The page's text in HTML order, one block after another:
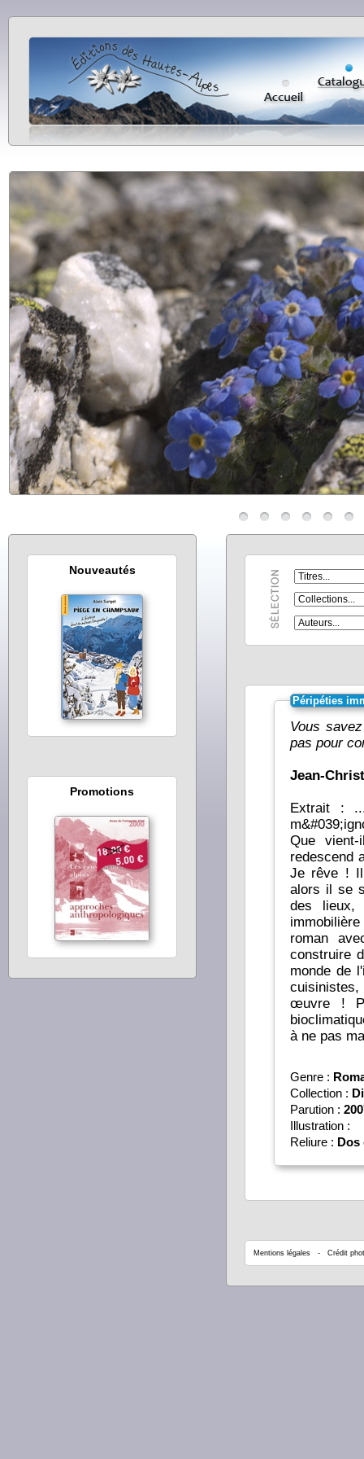
Péripéties
Vous
pas pour
Jean-
Extrait : ... C&#039;est un autre gus qui entre,
Que
redescend
Je rêve ! Il manquait une porte dans une autre maison, sans
alors il se sert ici ! Je
des lieux,
roman avec
construire
monde de
œuvre ! Pour sa réflexion et ses conseils sur la construction
à ne pas
Genre :
Collection :
Parution :
Illustration :
Reliure : Dos
Mentions légales - Crédit
Nouveautés
Promotions